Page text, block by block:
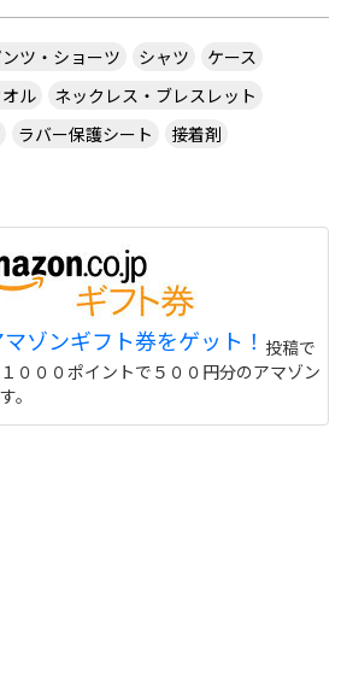
ツ・ショーツ シャツ
ケース
ル
ネックレス・ブレスレット
ラバー保護シート
接着剤
ゾンギフト券をゲット！ 投稿で
０００ポイントで５００円分のアマゾン
。